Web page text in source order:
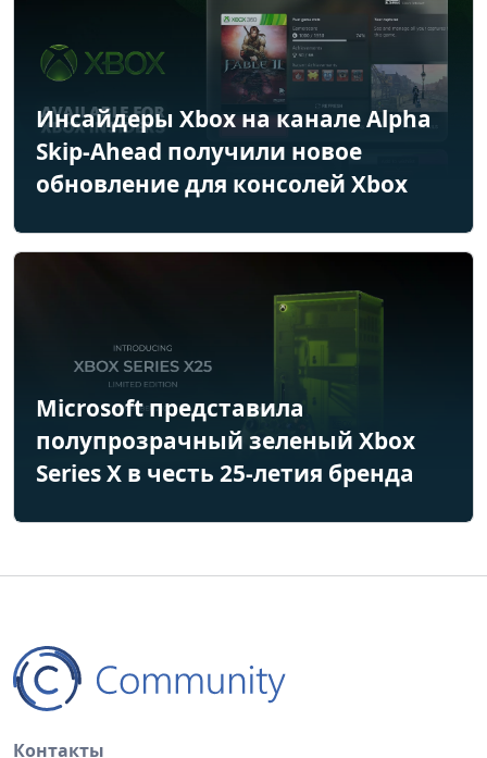
Инсайдеры Xbox на канале Alpha
Skip-Ahead получили новое
обновление для консолей Xbox
Microsoft представила
полупрозрачный зеленый Xbox
Series X в честь 25-летия бренда
Контакты